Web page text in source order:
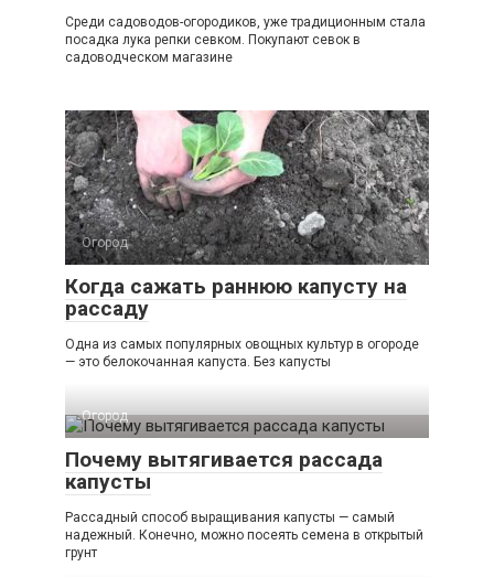
Среди садоводов-огородиков, уже традиционным стала
посадка лука репки севком. Покупают севок в
садоводческом магазине
Огород
Когда сажать раннюю капусту на
рассаду
Одна из самых популярных овощных культур в огороде
— это белокочанная капуста. Без капусты
Огород
Почему вытягивается рассада
капусты
Рассадный способ выращивания капусты — самый
надежный. Конечно, можно посеять семена в открытый
грунт